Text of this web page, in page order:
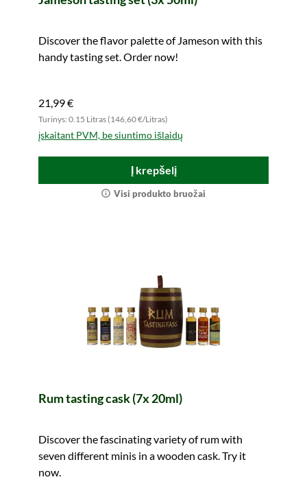
Discover the flavor palette of Jameson with this
handy tasting set. Order now!
21,99 €
Turinys: 0.15 Litras (146,60 €/Litras)
įskaitant PVM, be siuntimo išlaidų
Į krepšelį
Visi produkto bruožai
Rum tasting cask (7x 20ml)
Discover the fascinating variety of rum with
seven different minis in a wooden cask. Try it
now.